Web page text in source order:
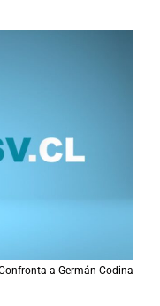
a Germán Codina